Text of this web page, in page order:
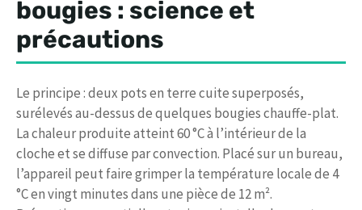
bougies : science et
précautions
Le principe : deux pots en terre cuite superposés,
surélevés au-dessus de quelques bougies chauffe-plat.
La chaleur produite atteint 60 °C à l’intérieur de la
cloche et se diffuse par convection. Placé sur un bureau,
l’appareil peut faire grimper la température locale de 4
°C en vingt minutes dans une pièce de 12 m².